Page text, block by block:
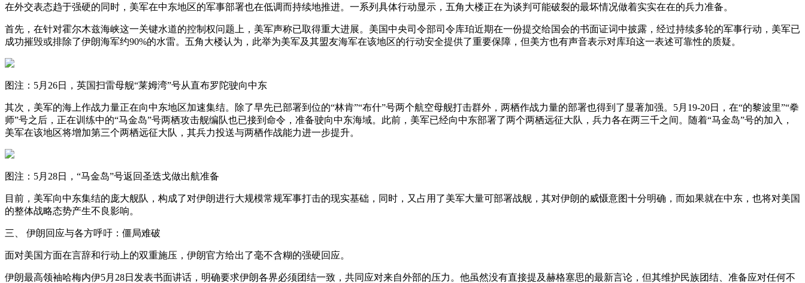
在外交表态趋于强硬的同时，美军在中东地区的军事部署也在低调而持续地推进。一系列具体行动显示，五角大楼正在为谈判可能破裂的最坏情况做着实实在在的兵力准备。
首先，在针对霍尔木兹海峡这一关键水道的控制权问题上，美军声称已取得重大进展。美国中央司令部司令库珀近期在一份提交给国会的书面证词中披露，经过持续多轮的军事行动，美军已
成功摧毁或排除了伊朗海军约90%的水雷。五角大楼认为，此举为美军及其盟友海军在该地区的行动安全提供了重要保障，但美方也有声音表示对库珀这一表述可靠性的质疑。
图注：5月26日，英国扫雷母舰“莱姆湾”号从直布罗陀驶向中东
其次，美军的海上作战力量正在向中东地区加速集结。除了早先已部署到位的“林肯”“布什”号两个航空母舰打击群外，两栖作战力量的部署也得到了显著加强。5月19-20日，在“的黎波里”“拳
师”号之后，正在训练中的“马金岛”号两栖攻击舰编队也已接到命令，准备驶向中东海域。此前，美军已经向中东部署了两个两栖远征大队，兵力各在两三千之间。随着“马金岛”号的加入，
美军在该地区将增加第三个两栖远征大队，其兵力投送与两栖作战能力进一步提升。
图注：5月28日，“马金岛”号返回圣迭戈做出航准备
目前，美军向中东集结的庞大舰队，构成了对伊朗进行大规模常规军事打击的现实基础，同时，又占用了美军大量可部署战舰，其对伊朗的威慑意图十分明确，而如果就在中东，也将对美国
的整体战略态势产生不良影响。
三、 伊朗回应与各方呼吁：僵局难破
面对美国方面在言辞和行动上的双重施压，伊朗官方给出了毫不含糊的强硬回应。
伊朗最高领袖哈梅内伊5月28日发表书面讲话，明确要求伊朗各界必须团结一致，共同应对来自外部的压力。他虽然没有直接提及赫格塞思的最新言论，但其维护民族团结、准备应对任何不